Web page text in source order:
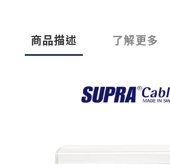
商品描述 了解更多